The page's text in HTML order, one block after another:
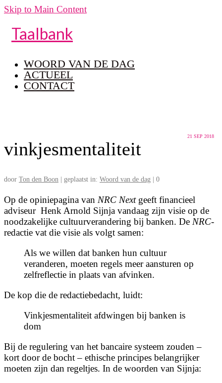
Skip to Main Content
Taalbank
WOORD VAN DE DAG
ACTUEEL
CONTACT
21 SEP 2018
vinkjesmentaliteit
door Ton den Boon geplaatst in: Woord van de dag 0
Op de opiniepagina van NRC Nextgeeft financieel
adviseur Henk Arnold Sijnja vandaag zijn visie op de
noodzakelijke cultuurverandering bij banken. De NRC-
redactie vat die visie als volgt samen:
Als we willen dat banken hun cultuur
veranderen, moeten regels meer aansturen op
zelfreflectie in plaats van afvinken.
De kop die de redactiebedacht, luidt:
Vinkjesmentaliteit afdwingen bij banken is
dom
Bij de regulering van het bancaire systeem zouden –
kort door de bocht – ethische principes belangrijker
moeten zijn dan regeltjes. In de woorden van Sijnja: